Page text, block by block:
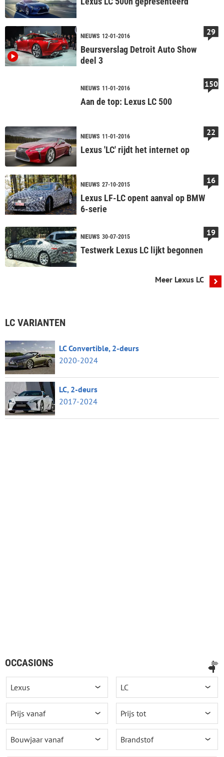
NIEUWS 12-01-2016
Beursverslag Detroit Auto Show
deel 3
29
NIEUWS 11-01-2016
Aan de top: Lexus LC 500
150
NIEUWS 11-01-2016
Lexus 'LC' rijdt het internet op
22
NIEUWS 27-10-2015
Lexus LF-LC opent aanval op BMW
6-serie
16
NIEUWS 30-07-2015
Testwerk Lexus LC lijkt begonnen
19
Meer Lexus LC
LC VARIANTEN
LC Convertible, 2-deurs
2020-2024
LC, 2-deurs
2017-2024
OCCASIONS